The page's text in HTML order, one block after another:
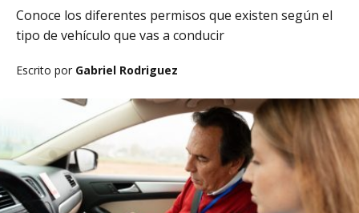
Seguro Todo Riesgo
Seguro Obligatorio de Accidentes de Tránsito
Seguro para Motos
VIAJES
Seguro de Viaje
Crédito de Vehículo
Credito de Consumo
TARJETAS
Blog
CATEGORÍAS
Autos
Viajes
Finanzas
IR AL CENTRO DE AYUDA
Conoce los diferentes permisos que existen según el
tipo de vehículo que vas a conducir
Escrito por Gabriel Rodriguez